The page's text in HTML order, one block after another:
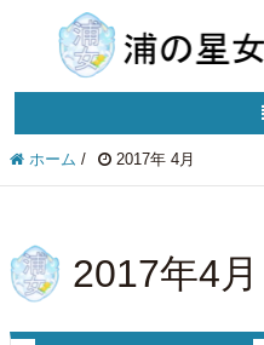
ホーム / 2017年 4月
2017年4月